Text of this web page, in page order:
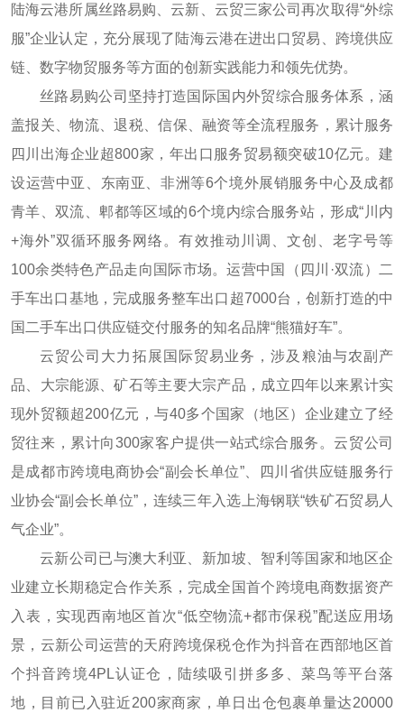
陆海云港所属丝路易购、云新、云贸三家公司再次取得“外综
服”企业认定，充分展现了陆海云港在进出口贸易、跨境供应
链、数字物贸服务等方面的创新实践能力和领先优势。
丝路易购公司坚持打造国际国内外贸综合服务体系，涵
盖报关、物流、退税、信保、融资等全流程服务，累计服务
四川出海企业超800家，年出口服务贸易额突破10亿元。建
设运营中亚、东南亚、非洲等6个境外展销服务中心及成都
青羊、双流、郫都等区域的6个境内综合服务站，形成“川内
+海外”双循环服务网络。有效推动川调、文创、老字号等
100余类特色产品走向国际市场。运营中国（四川·双流）二
手车出口基地，完成服务整车出口超7000台，创新打造的中
国二手车出口供应链交付服务的知名品牌“熊猫好车”。
云贸公司大力拓展国际贸易业务，涉及粮油与农副产
品、大宗能源、矿石等主要大宗产品，成立四年以来累计实
现外贸额超200亿元，与40多个国家（地区）企业建立了经
贸往来，累计向300家客户提供一站式综合服务。云贸公司
是成都市跨境电商协会“副会长单位”、四川省供应链服务行
业协会“副会长单位”，连续三年入选上海钢联“铁矿石贸易人
气企业”。
云新公司已与澳大利亚、新加坡、智利等国家和地区企
业建立长期稳定合作关系，完成全国首个跨境电商数据资产
入表，实现西南地区首次“低空物流+都市保税”配送应用场
景，云新公司运营的天府跨境保税仓作为抖音在西部地区首
个抖音跨境4PL认证仓，陆续吸引拼多多、菜鸟等平台落
地，目前已入驻近200家商家，单日出仓包裹单量达20000